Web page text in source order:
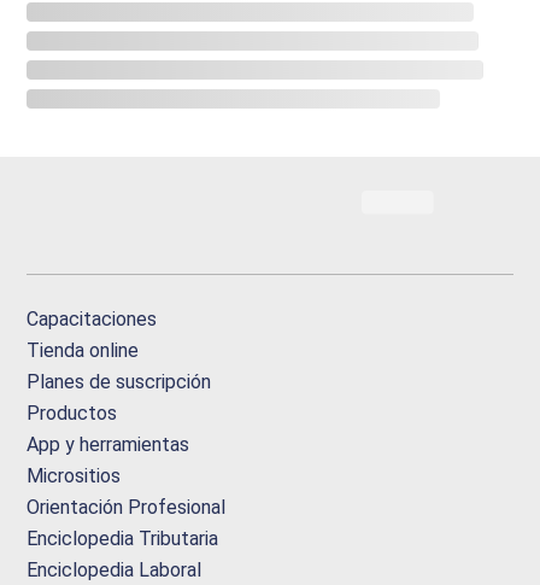
Capacitaciones
Tienda online
Planes de suscripción
Productos
App y herramientas
Micrositios
Orientación Profesional
Enciclopedia Tributaria
Enciclopedia Laboral